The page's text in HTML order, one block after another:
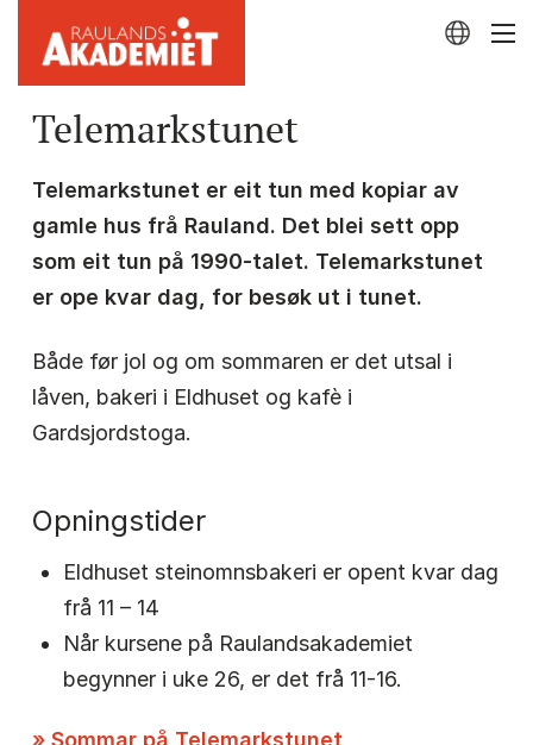
Telemarkstunet
Telemarkstunet er eit tun med kopiar av
gamle hus frå Rauland. Det blei sett opp
som eit tun på 1990-talet. Telemarkstunet
er ope kvar dag, for besøk ut i tunet.
Både før jol og om sommaren er det utsal i
låven, bakeri i Eldhuset og kafè i
Gardsjordstoga.
Opningstider
Eldhuset steinomnsbakeri er opent kvar dag
frå 11 – 14
Når kursene på Raulandsakademiet
begynner i uke 26, er det frå 11-16.
» Sommar på Telemarkstunet